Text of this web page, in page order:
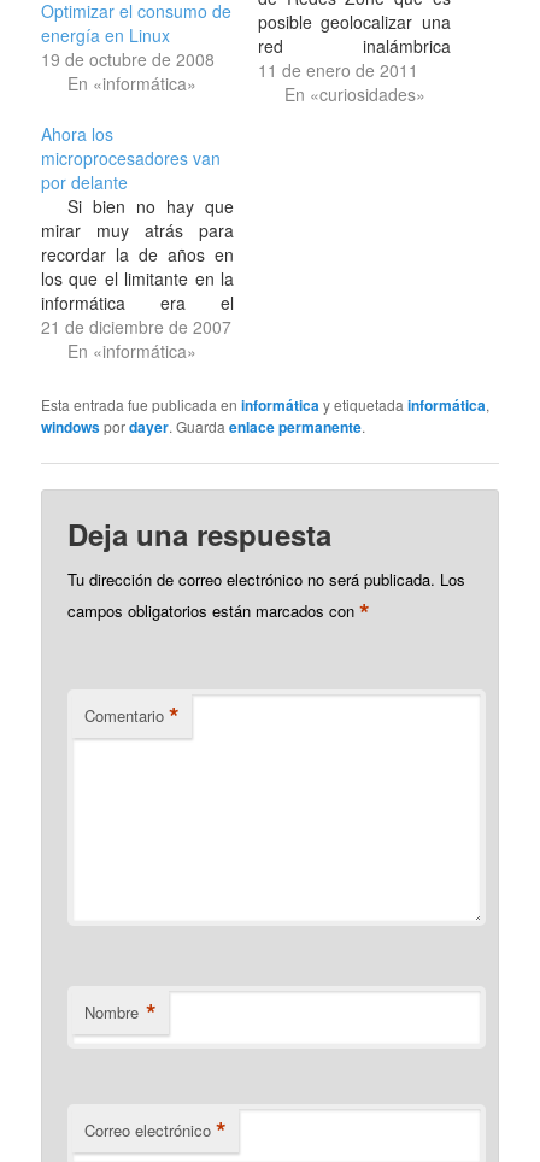
Optimizar el consumo de
energía en Linux
19 de octubre de 2008
En «informática»
posible geolocalizar una
red inalámbrica
mediante la dirección
MAC inalámbrica. Es
11 de enero de 2011
En «curiosidades»
Ahora los
microprocesadores van
por delante
Si bien no hay que
mirar muy atrás para
recordar la de años en
los que el limitante en la
informática era el
microprocesador, con un
juego que iba despacio,
siglos en arrancar (aún
hoy día pasa en cuanto
cosuchas),.. También
en…
21 de diciembre de 2007
En «informática»
Esta entrada fue publicada eninformáticay etiquetadainformática,
windowspordayer. Guardaenlace permanente.
Deja una respuesta
Tu dirección de correo electrónico no será publicada. Los
campos obligatorios están marcados con*
Comentario *
Nombre *
Correo electrónico *